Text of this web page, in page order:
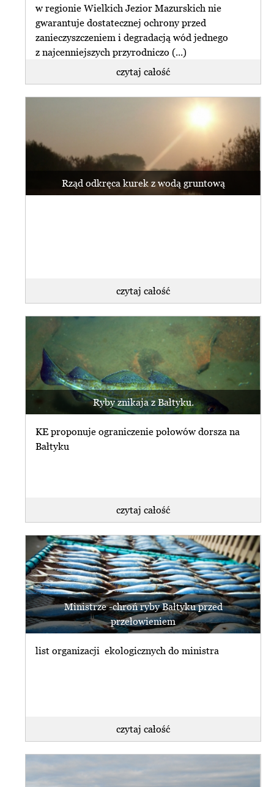
w regionie Wielkich Jezior Mazurskich nie
gwarantuje dostatecznej ochrony przed
zanieczyszczeniem i degradacją wód jednego
z najcenniejszych przyrodniczo (...)
czytaj całość
Rząd odkręca kurek z wodą gruntową
czytaj całość
Ryby znikaja z Bałtyku.
KE proponuje ograniczenie połowów dorsza na
Bałtyku
czytaj całość
Ministrze -chroń ryby Bałtyku przed
przełowieniem
list organizacji ekologicznych do ministra
czytaj całość